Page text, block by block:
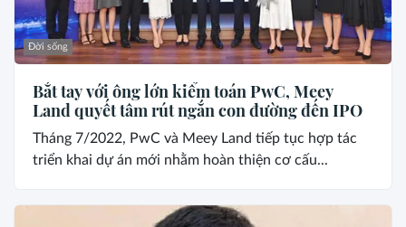
Đời sống
Bắt tay với ông lớn kiểm toán PwC, Meey
Land quyết tâm rút ngắn con đường đến IPO
Tháng 7/2022, PwC và Meey Land tiếp tục hợp tác
triển khai dự án mới nhằm hoàn thiện cơ cấu...